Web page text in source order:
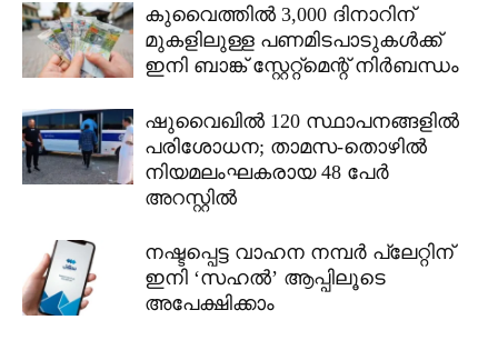
കുവൈത്തിൽ 3,000 ദിനാറിന്
മുകളിലുള്ള പണമിടപാടുകൾക്ക്
ഇനി ബാങ്ക് സ്റ്റേറ്റ്മെന്റ് നിർബന്ധം
ഷുവൈഖിൽ 120 സ്ഥാപനങ്ങളിൽ
പരിശോധന; താമസ-തൊഴിൽ
നിയമലംഘകരായ 48 പേർ
അറസ്റ്റിൽ
നഷ്ടപ്പെട്ട വാഹന നമ്പർ പ്ലേറ്റിന്
ഇനി ‘സഹൽ’ ആപ്പിലൂടെ
അപേക്ഷിക്കാം